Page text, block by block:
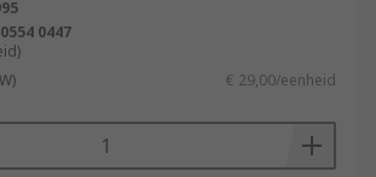
0554 0447
€ 29,00/eenheid